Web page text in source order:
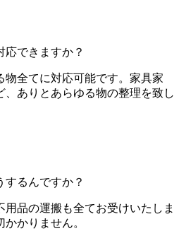
応できますか？
物全てに対応可能です。家具家
、ありとあらゆる物の整理を致し
するんですか？
用品の運搬も全てお受けいたしま
かりません。